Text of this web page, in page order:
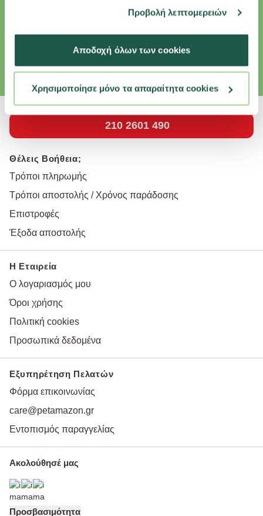
Προβολή λεπτομερειών
Αποδοχή όλων των cookies
Χρησιμοποίησε μόνο τα απαραίτητα cookies
Κάνε εγγραφή στο newsletter και κέρδισε επιπλέον εκπτώσεις και
Email
εγγραφή
Συμφωνώ με τηνΠολιτική Απορρήτου
210 2601 490
Θέλεις Βοήθεια;
Τρόποι πληρωμής
Τρόποι αποστολής / Χρόνος παράδοσης
Επιστροφές
Έξοδα αποστολής
Η Εταιρεία
Ο λογαριασμός μου
Όροι χρήσης
Πολιτική cookies
Προσωπικά δεδομένα
Εξυπηρέτηση Πελατών
Φόρμα επικοινωνίας
care@petamazon.gr
Εντοπισμός παραγγελίας
Ακολούθησέ μας
Προσβασιμότητα